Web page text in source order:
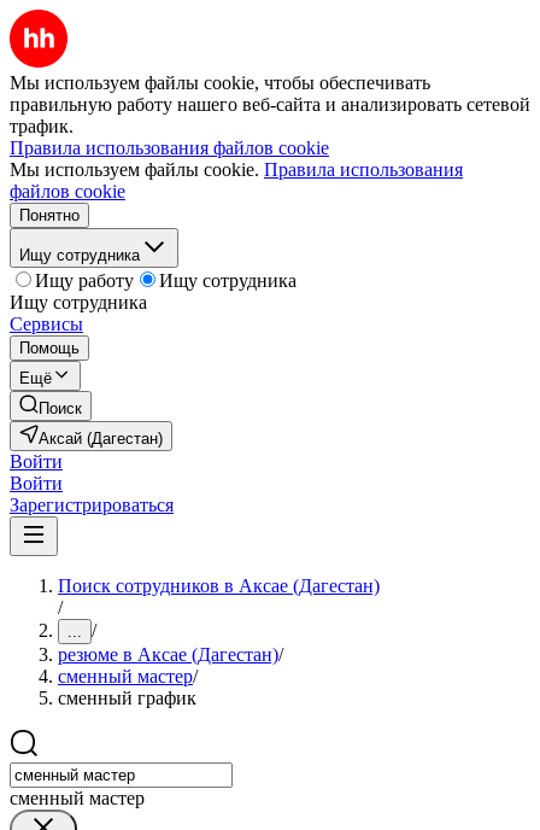
Мы используем файлы cookie, чтобы обеспечивать
правильную работу нашего веб-сайта и анализировать сетевой
трафик.
Правила использования файлов cookie
Мы используем файлы cookie. Правила использования
файлов cookie
Понятно
Ищу сотрудника
Ищу работу
Ищу сотрудника
Ищу сотрудника
Сервисы
Помощь
Ещё
Поиск
Аксай (Дагестан)
Войти
Войти
Зарегистрироваться
Поиск сотрудников в Аксае (Дагестан)
/
... /
резюме в Аксае (Дагестан)/
сменный мастер/
сменный график
сменный мастер